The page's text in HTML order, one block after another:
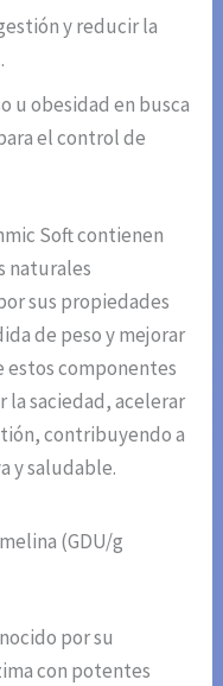
y reducir la
u obesidad en busca
el control de
Soft contienen
naturales
sus propiedades
de peso y mejorar
estos componentes
la saciedad, acelerar
contribuyendo a
y saludable.
(GDU/g
por su
con potentes